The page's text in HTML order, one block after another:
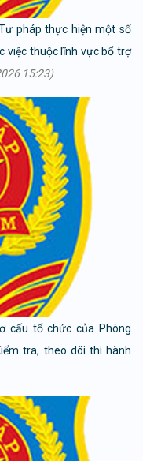
pháp thực hiện một số
việc thuộc lĩnh vực bổ trợ
15:23)
cấu tổ chức của Phòng
tra, theo dõi thi hành